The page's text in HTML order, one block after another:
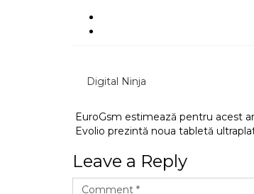
Digital Ninja
EuroGsm estimează pentru acest
Evolio prezintă noua tabletă
Leave a Reply